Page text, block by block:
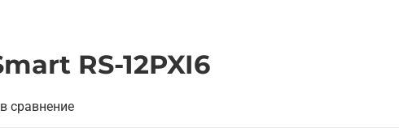
RS-12PXI6
сравнение